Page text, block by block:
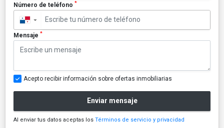
Número de teléfono *
▼
Mensaje *
Acepto recibir información sobre ofertas inmobiliarias
Enviar mensaje
Al enviar tus datos aceptas los Términos de servicio y privacidad